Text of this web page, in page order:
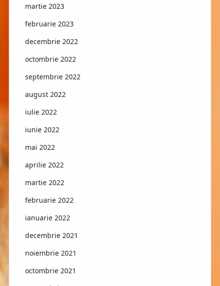
martie 2023
februarie 2023
decembrie 2022
octombrie 2022
septembrie 2022
august 2022
iulie 2022
iunie 2022
mai 2022
aprilie 2022
martie 2022
februarie 2022
ianuarie 2022
decembrie 2021
noiembrie 2021
octombrie 2021